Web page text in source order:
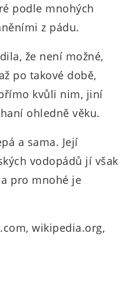
podle mnohých
z pádu.
že není možné,
po takové době,
kvůli nim, jiní
ohledně věku.
a sama. Její
vodopádů jí však
pro mnohé je
wikipedia.org,